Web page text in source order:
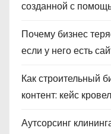
созданной с
Почему бизнес
если у него есть
Как строительный
контент: кейс
Аутсорсинг